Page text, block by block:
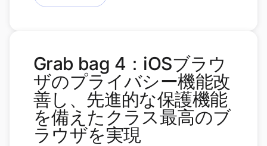
Grab bag 4：iOSブラウ
ザのプライバシー機能改
善し、先進的な保護機能
を備えたクラス最高のブ
ラウザを実現